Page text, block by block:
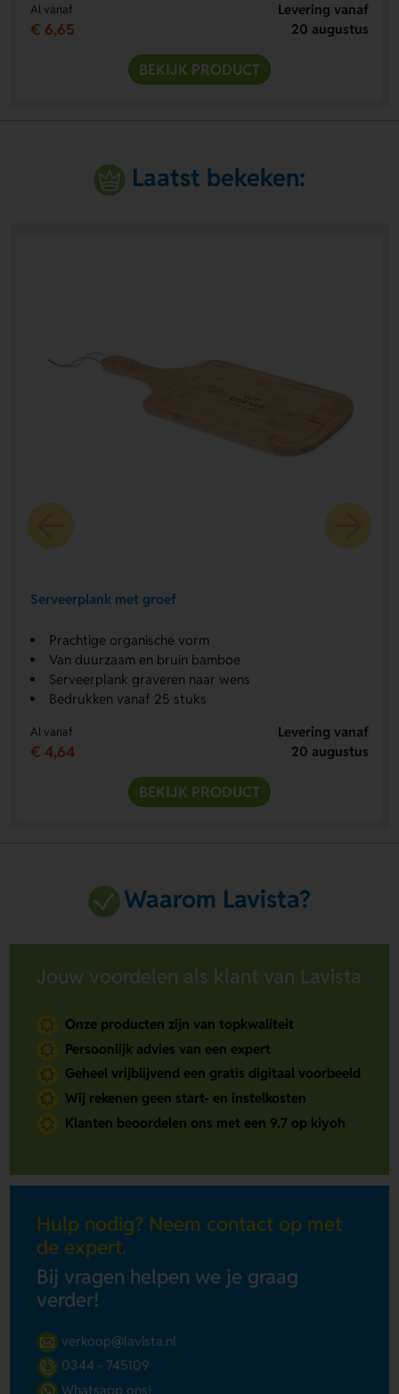
Al vanaf
€ 6,65
Levering vanaf
20 augustus
BEKIJK PRODUCT
Laatst bekeken:
Serveerplank met groef
Prachtige organische vorm
Van duurzaam en bruin bamboe
Serveerplank graveren naar wens
Bedrukken vanaf 25 stuks
Al vanaf
€ 4,64
Levering vanaf
20 augustus
BEKIJK PRODUCT
Waarom Lavista?
Jouw voordelen als klant van Lavista
Onze producten zijn van topkwaliteit
Persoonlijk advies van een expert
Geheel vrijblijvend een gratis digitaal voorbeeld
Wij rekenen geen start- en instelkosten
Klanten beoordelen ons met een 9.7 op kiyoh
Hulp nodig? Neem contact op met
de expert.
Bij vragen helpen we je graag
verder!
verkoop@lavista.nl
0344 - 745109
Whatsapp ons!